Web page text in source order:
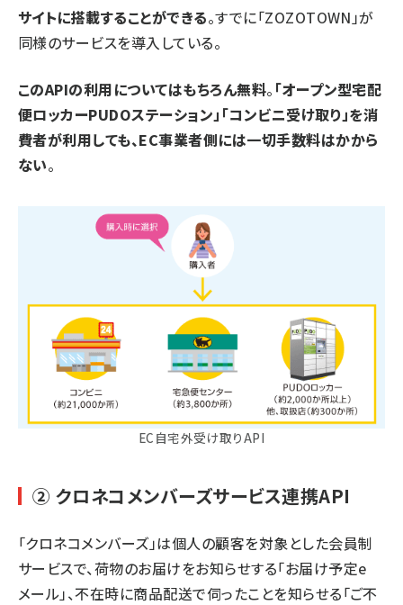
サイトに搭載することができる。すでに「ZOZOTOWN」が
同様のサービスを導入している。
このAPIの利用についてはもちろん無料。 「オープン型宅配
便ロッカーPUDOステーション」「コンビニ受け取り」を消
費者が利用しても、EC事業者側には一切手数料はかから
ない。
EC自宅外受け取りAPI
② クロネコメンバーズサービス連携API
「クロネコメンバーズ」は個人の顧客を対象とした会員制
サービスで、荷物のお届けをお知らせする「お届け予定e
メール」、不在時に商品配送で伺ったことを知らせる「ご不